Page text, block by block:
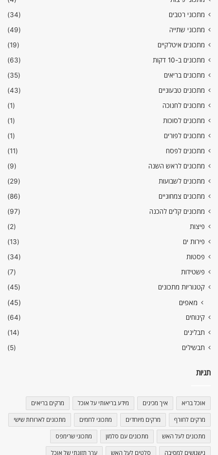
מתכוני רטבים
(34)
מתכוני שתייה
(49)
מתכונים איטלקיים
(19)
מתכונים ב-10 דקות
(63)
מתכונים בריאים
(35)
מתכונים טבעוניים
(43)
מתכונים לחנוכה
(1)
מתכונים לסוכות
(1)
מתכונים לפורים
(1)
מתכונים לפסח
(11)
מתכונים לראש השנה
(9)
מתכונים לשבועות
(29)
מתכונים צמחוניים
(86)
מתכונים קלים להכנה
(97)
פיצות
(2)
פירות ים
(13)
פסטות
(34)
פשטידות
(7)
קטגוריות מתכונים
(45)
מאפים (45)
קינוחים
(64)
תבלינים
(14)
תבשילים
(5)
תגיות
אוכל בריא איך מכינים מידע בריאותי על אוכל מרקים בריאים
מרקים לחורף מרקים מיוחדים מתכוני לחמים מתכונים לארוחת שישי
מתכונים לעל האש מתכונים עם סלמון מתכוני שרימפס
נישנושים למסיבה סלטים לעל האש ערך תזונתי של אוכל